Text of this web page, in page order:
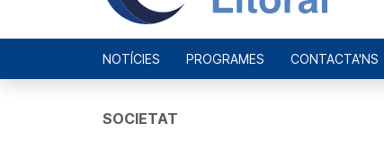
NOTÍCIES PROGRAMES CONTACTA'NS
SOCIETAT